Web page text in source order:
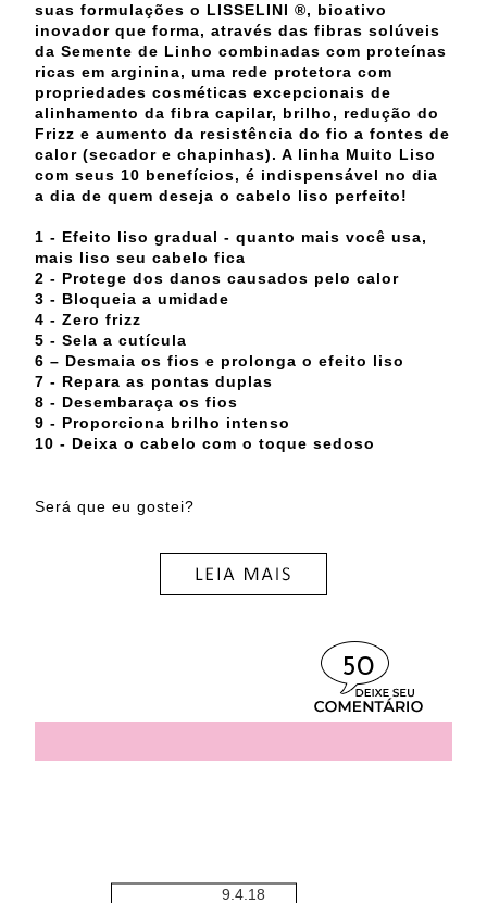
suas formulações o LISSELINI ®, bioativo
inovador que forma, através das fibras solúveis
da Semente de Linho combinadas com proteínas
ricas em arginina, uma rede protetora com
propriedades cosméticas excepcionais de
alinhamento da fibra capilar, brilho, redução do
Frizz e aumento da resistência do fio a fontes de
calor (secador e chapinhas). A linha Muito Liso
com seus 10 benefícios, é indispensável no dia
a dia de quem deseja o cabelo liso perfeito!
1 - Efeito liso gradual - quanto mais você usa,
mais liso seu cabelo fica
2 - Protege dos danos causados pelo calor
3 - Bloqueia a umidade
4 - Zero frizz
5 - Sela a cutícula
6 – Desmaia os fios e prolonga o efeito liso
7 - Repara as pontas duplas
8 - Desembaraça os fios
9 - Proporciona brilho intenso
10 - Deixa o cabelo com o toque sedoso
Será que eu gostei?
50
9.4.18